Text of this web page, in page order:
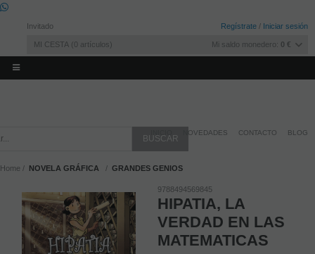
Invitado Regístrate / Iniciar sesión
MI CESTA 0 artículos Mi saldo monedero: 0 €
NOVEDADES CONTACTO BLOG
Home NOVELA GRÁFICA GRANDES GENIOS
9788494569845
HIPATIA, LA
VERDAD EN LAS
MATEMATICAS